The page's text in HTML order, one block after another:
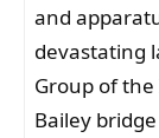
and
devastating
Group of
Bailey